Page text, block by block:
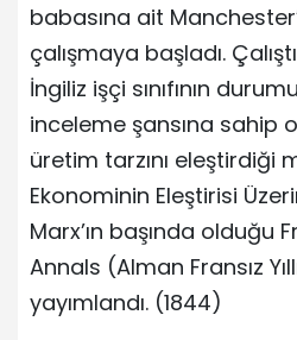
babasına ait
çalışmaya başladı.
İngiliz işçi sınıfının
inceleme şansına sahip
üretim tarzını eleştirdiği
Ekonominin Eleştirisi
Marx’ın başında olduğu
Annals (Alman Fransız
yayımlandı. (1844)